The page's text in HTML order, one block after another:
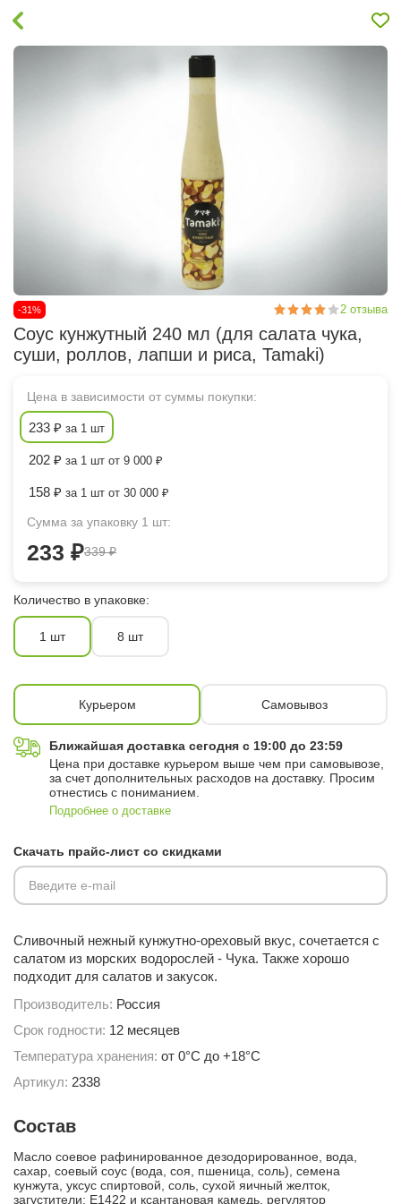
-31% 2 отзыва
Соус кунжутный 240 мл (для салата чука,
суши, роллов, лапши и риса, Tamaki)
Цена в зависимости от суммы покупки:
233 ₽ за 1 шт
202 ₽ за 1 шт от 9 000 ₽
158 ₽ за 1 шт от 30 000 ₽
Сумма за упаковку 1 шт:
233 ₽339 ₽
Количество в упаковке:
1 шт 8 шт
Курьером Самовывоз
Ближайшая доставка сегодня с 19:00 до 23:59
Цена при доставке курьером выше чем при самовывозе,
за счет дополнительных расходов на доставку. Просим
отнестись с пониманием.
Подробнее о доставке
Скачать прайс-лист со скидками
Введите e-mail
Сливочный нежный кунжутно-ореховый вкус, сочетается с
салатом из морских водорослей - Чука. Также хорошо
подходит для салатов и закусок.
Производитель: Россия
Срок годности: 12 месяцев
Температура хранения: от 0°С до +18°С
Артикул: 2338
Состав
Масло соевое рафинированное дезодорированное, вода,
сахар, соевый соус (вода, соя, пшеница, соль), семена
кунжута, уксус спиртовой, соль, сухой яичный желток,
загустители: Е1422 и ксантановая камедь, регулятор